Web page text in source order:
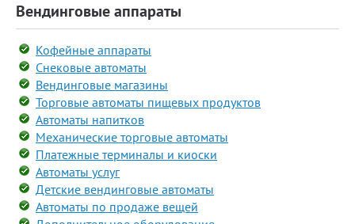
Вендинговые аппараты
Кофейные аппараты
Снековые автоматы
Вендинговые магазины
Торговые автоматы пищевых продуктов
Автоматы напитков
Механические торговые автоматы
Платежные терминалы и киоски
Автоматы услуг
Детские вендинговые автоматы
Автоматы по продаже вещей